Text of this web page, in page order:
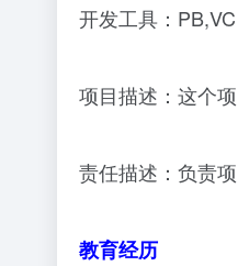
开发工具：PB,VC
项目描述：这个
责任描述：负责
教育经历